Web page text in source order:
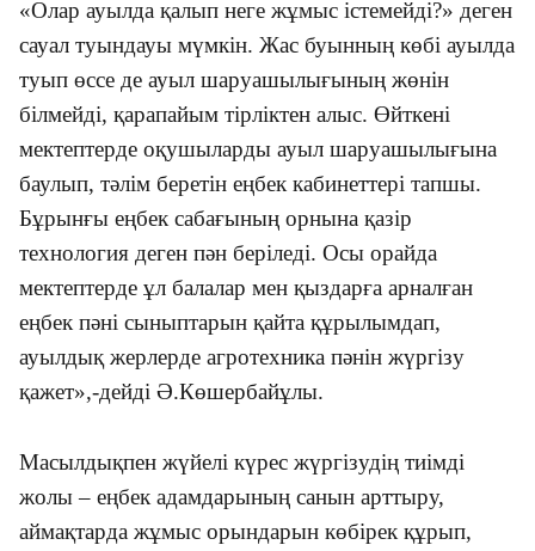
«Олар ауылда қалып неге жұмыс істемейді?» деген
сауал туындауы мүмкін. Жас буынның көбі ауылда
туып өссе де ауыл шаруашылығының жөнін
білмейді, қарапайым тірліктен алыс. Өйткені
мектептерде оқушыларды ауыл шаруашылығына
баулып, тәлім беретін еңбек кабинеттері тапшы.
Бұрынғы еңбек сабағының орнына қазір
технология деген пән беріледі. Осы орайда
мектептерде ұл балалар мен қыздарға арналған
еңбек пәні сыныптарын қайта құрылымдап,
ауылдық жерлерде агротехника пәнін жүргізу
қажет»,-дейді Ә.Көшербайұлы.
Масылдықпен жүйелі күрес жүргізудің тиімді
жолы – еңбек адамдарының санын арттыру,
аймақтарда жұмыс орындарын көбірек құрып,